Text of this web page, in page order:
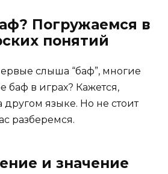
Погружаемся в
понятий
слыша “баф”, многие
баф в играх? Кажется,
другом языке. Но не стоит
разберемся.
и значение